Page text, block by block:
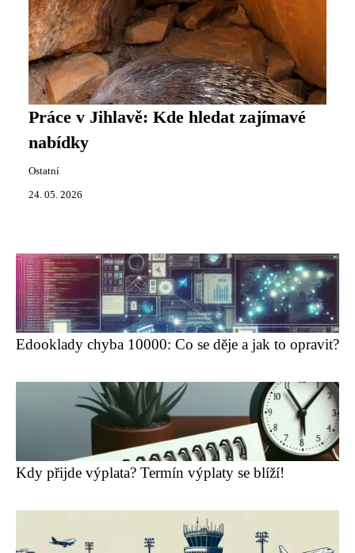
Práce v Jihlavě: Kde hledat zajímavé
nabídky
Ostatní
24. 05. 2026
Edooklady chyba 10000: Co se děje a jak to opravit?
Kdy přijde výplata? Termín výplaty se blíží!